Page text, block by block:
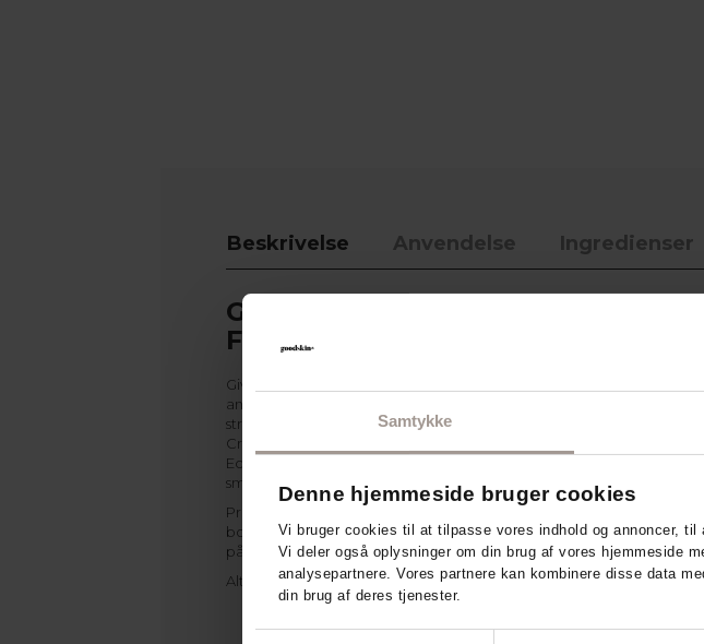
Samtykke
Denne hjemmeside bruger cookies
Vi bruger cookies til at tilpasse vores indhold og annoncer,
Vi deler også oplysninger om din brug af vores hjemmeside
analysepartnere. Vores partnere kan kombinere disse data
din brug af deres tjenester.
Beskrivelse Anvendelse Ingredienser
Genvind gløden med Derma Eco
Face Glow
Giv dit ansigt spændstighed og glød med Derma Eco Face Glow-
ansigtsplejesæt, der forkæler din hud og giver fine linjer kamp til
stregen. Sættet består af Derma Eco Anti-age Serum og Anti-age
Cream med opstrammende hyaluronsyre og E-vitamin, samt Derma
Eco Face Scrub Mask, der efterlader din hud fløjlsblød og med en
smuk glød.
Produkterne er pakket i en smuk og praktisk økologisk
bomuldspose fra The Organic Company – perfekt til opbevaring
på farten.
Alt dette indeholder pakken:
eksfolierer huden med 5% mælkesyre og vulkansten